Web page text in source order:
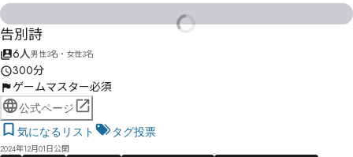
告別詩
6人男性3名・女性3名
300分
ゲームマスター必須
公式ページ
気になるリスト
タグ投票
2024年12月01日公開